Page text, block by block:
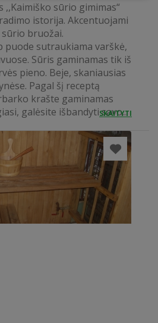
,,Kaimiško sūrio gimimas“
istorija. Akcentuojami
bruožai.
puode sutraukiama varškė,
Sūris gaminamas tik iš
pieno. Beje, skaniausias
Pagal šį receptą
krašte gaminamas
galėsite išbandyti savo...
SKAITYTI